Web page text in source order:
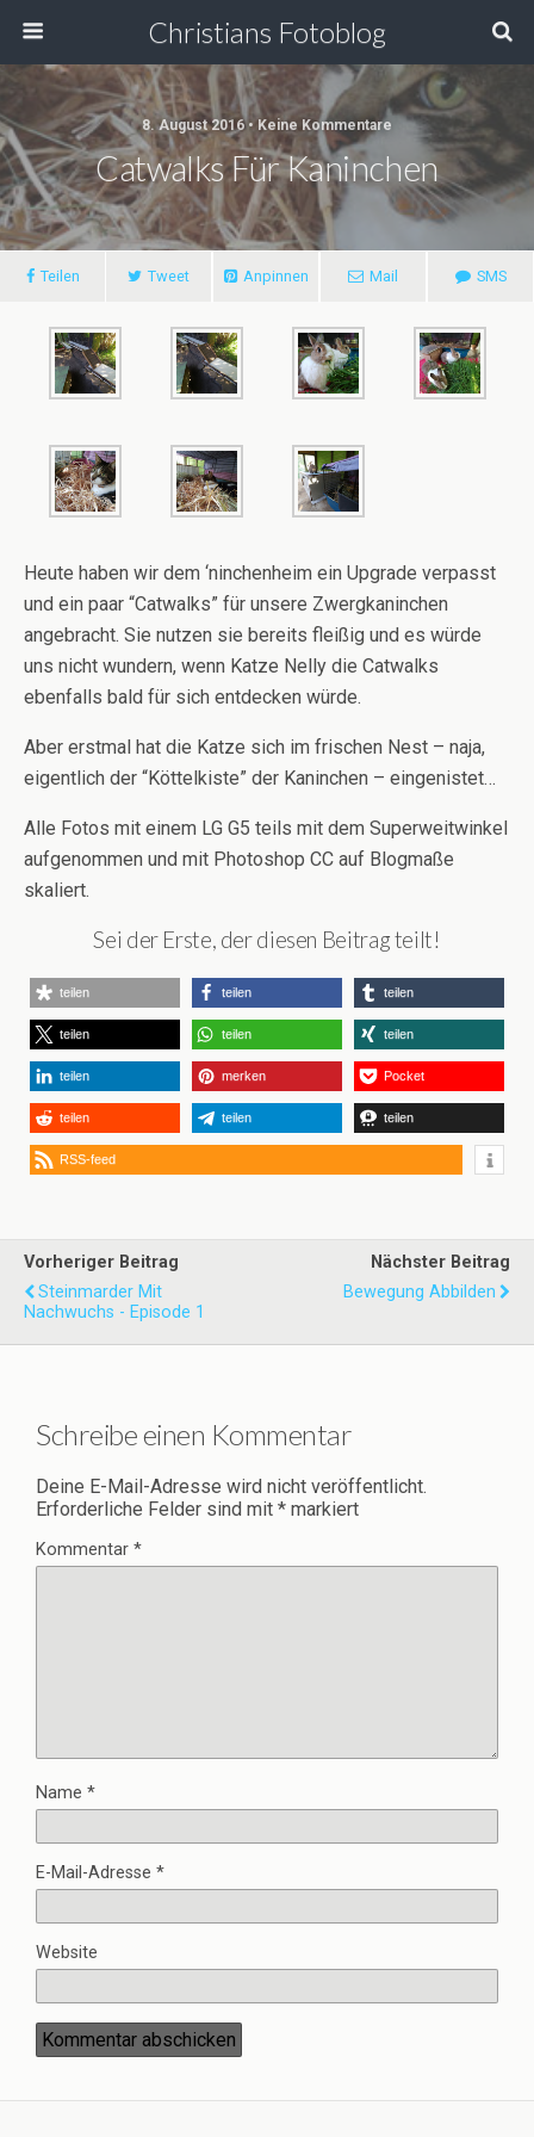
Christians Fotoblog
8. August 2016 • Keine Kommentare
Catwalks Für Kaninchen
Teilen Tweet Anpinnen Mail SMS
Heute haben wir dem ‘ninchenheim ein Upgrade verpasst
und ein paar “Catwalks” für unsere Zwergkaninchen
angebracht. Sie nutzen sie bereits fleißig und es würde
uns nicht wundern, wenn Katze Nelly die Catwalks
ebenfalls bald für sich entdecken würde.
Aber erstmal hat die Katze sich im frischen Nest – naja,
eigentlich der “Köttelkiste” der Kaninchen – eingenistet…
Alle Fotos mit einem LG G5 teils mit dem Superweitwinkel
aufgenommen und mit Photoshop CC auf Blogmaße
skaliert.
Sei der Erste, der diesen Beitrag teilt!
teilen teilen teilen
teilen teilen teilen
teilen merken Pocket
teilen teilen teilen
RSS-feed
Vorheriger Beitrag
Steinmarder Mit
Nachwuchs - Episode 1
Nächster Beitrag
Bewegung Abbilden
Schreibe einen Kommentar
Deine E-Mail-Adresse wird nicht veröffentlicht.
Erforderliche Felder sind mit * markiert
Kommentar *
Name *
E-Mail-Adresse *
Website